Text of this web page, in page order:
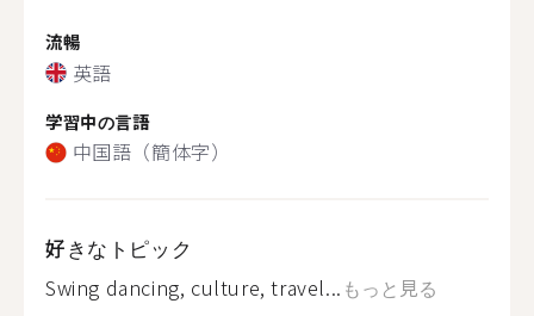
流暢
英語
学習中の言語
中国語（簡体字）
好きなトピック
Swing dancing, culture, travel... もっと見る